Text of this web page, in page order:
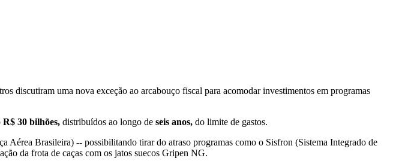
discutiram uma nova exceção ao arcabouço fiscal para acomodar investimentos em programas
R$ 30 bilhões, distribuídos ao longo de seis anos, do limite de gastos.
Aérea Brasileira) -- possibilitando tirar do atraso programas como o Sisfron (Sistema Integrado de
da frota de caças com os jatos suecos Gripen NG.